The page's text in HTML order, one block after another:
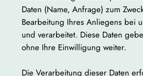
Daten (Name, Anfrage) zum
Bearbeitung Ihres Anliegens bei
und verarbeitet. Diese Daten
ohne Ihre Einwilligung weiter.
Die Verarbeitung dieser Daten